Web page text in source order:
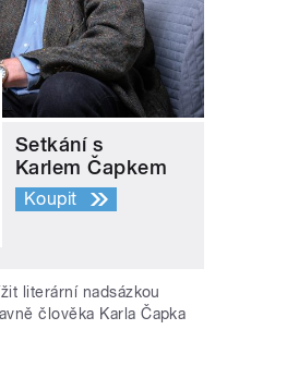
Setkání s
Karlem Čapkem
Koupit
literární nadsázkou
člověka Karla Čapka